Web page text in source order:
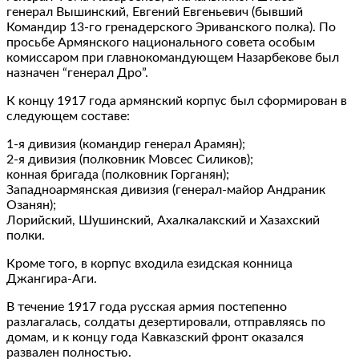
генерал Вышинский, Евгений Евгеньевич (бывший
Командир 13-го гренадерского Эриванского полка). По
просьбе Армянского национального совета особым
комиссаром при главнокомандующем Назарбекове был
назначен “генерал Дро”.
К концу 1917 года армянский корпус был сформирован в
следующем составе:
1-я дивизия (командир генерал Арамян);
2-я дивизия (полковник Мовсес Силиков);
конная бригада (полковник Горганян);
Западноармянская дивизия (генерал-майор Андраник
Озанян);
Лорийский, Шушинский, Ахалкалакский и Хазахский
полки.
Кроме того, в корпус входила езидская конница
Джангира-Аги.
В течение 1917 года русская армия постепенно
разлагалась, солдаты дезертировали, отправляясь по
домам, и к концу года Кавказский фронт оказался
развален полностью.